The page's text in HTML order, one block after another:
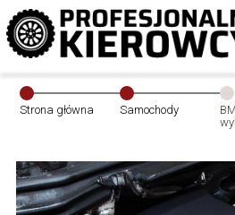
Strona główna Samochody